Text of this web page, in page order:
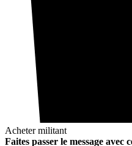
Acheter militant
Faites passer le message avec